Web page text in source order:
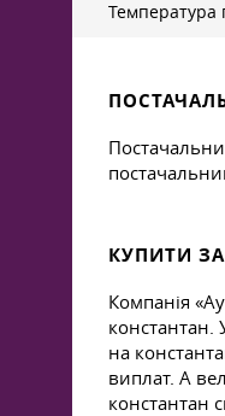
Температура
КУПИТИ
Компанія
константан.
на
виплат. А
константан